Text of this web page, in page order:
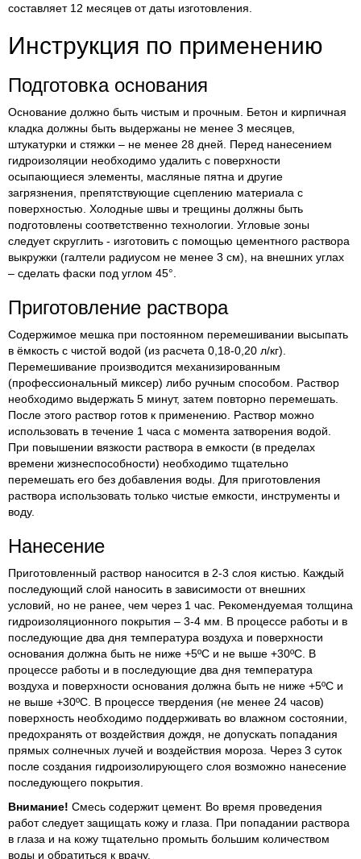
составляет 12 месяцев от даты изготовления.
Инструкция по применению
Подготовка основания
Основание должно быть чистым и прочным. Бетон и кирпичная
кладка должны быть выдержаны не менее 3 месяцев,
штукатурки и стяжки – не менее 28 дней. Перед нанесением
гидроизоляции необходимо удалить с поверхности
осыпающиеся элементы, масляные пятна и другие
загрязнения, препятствующие сцеплению материала с
поверхностью. Холодные швы и трещины должны быть
подготовлены соответственно технологии. Угловые зоны
следует скруглить - изготовить с помощью цементного раствора
выкружки (галтели радиусом не менее 3 см), на внешних углах
– сделать фаски под углом 45°.
Приготовление раствора
Содержимое мешка при постоянном перемешивании высыпать
в ёмкость с чистой водой (из расчета 0,18-0,20 л/кг).
Перемешивание производится механизированным
(профессиональный миксер) либо ручным способом. Раствор
необходимо выдержать 5 минут, затем повторно перемешать.
После этого раствор готов к применению. Раствор можно
использовать в течение 1 часа с момента затворения водой.
При повышении вязкости раствора в емкости (в пределах
времени жизнеспособности) необходимо тщательно
перемешать его без добавления воды. Для приготовления
раствора использовать только чистые емкости, инструменты и
воду.
Нанесение
Приготовленный раствор наносится в 2-3 слоя кистью. Каждый
последующий слой наносить в зависимости от внешних
условий, но не ранее, чем через 1 час. Рекомендуемая толщина
гидроизоляционного покрытия – 3-4 мм. В процессе работы и в
последующие два дня температура воздуха и поверхности
основания должна быть не ниже +5ºС и не выше +30ºС. В
процессе работы и в последующие два дня температура
воздуха и поверхности основания должна быть не ниже +5ºС и
не выше +30ºС. В процессе твердения (не менее 24 часов)
поверхность необходимо поддерживать во влажном состоянии,
предохранять от воздействия дождя, не допускать попадания
прямых солнечных лучей и воздействия мороза. Через 3 суток
после создания гидроизолирующего слоя возможно нанесение
последующего покрытия.
Внимание! Смесь содержит цемент. Во время проведения
работ следует защищать кожу и глаза. При попадании раствора
в глаза и на кожу тщательно промыть большим количеством
воды и обратиться к врачу.